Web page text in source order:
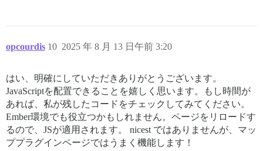
opcourdis 2025 年 8 月 13 日午前 3:20
10
はい、明確にしていただきありがとうございます。
JavaScriptを配置できることを嬉しく思います。もし時間が
あれば、私が残したコードをチェックしてみてください。
Ember環境でも役立つかもしれません。ページをリロードす
るので、JSが適用されます。 nicest ではありませんが、マッ
ププラグインページではうまく機能します！